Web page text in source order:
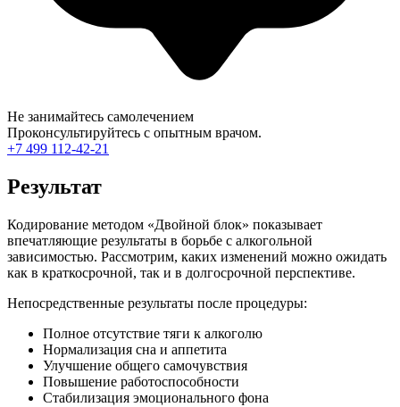
Не занимайтесь самолечением
Проконсультируйтесь с опытным врачом.
+7 499 112-42-21
Результат
Кодирование методом «Двойной блок» показывает
впечатляющие результаты в борьбе с алкогольной
зависимостью. Рассмотрим, каких изменений можно ожидать
как в краткосрочной, так и в долгосрочной перспективе.
Непосредственные результаты после процедуры:
Полное отсутствие тяги к алкоголю
Нормализация сна и аппетита
Улучшение общего самочувствия
Повышение работоспособности
Стабилизация эмоционального фона